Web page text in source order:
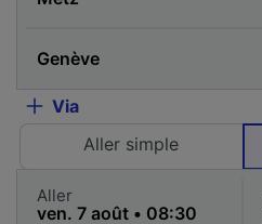
Via
Aller simple
Aller